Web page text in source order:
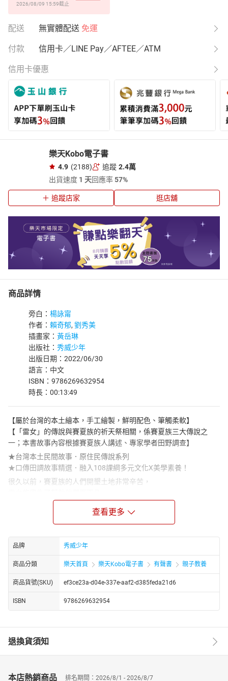
2026/08/09 15:59截止
配送 無實體配送 免運
付款 信用卡／LINE Pay／AFTEE／ATM
信用卡優惠
樂天Kobo電子書
4.9 (2188) 追蹤 2.4萬
出貨速度 1 天回應率57%
追蹤店家 逛店舖
商品詳情
旁白： 楊詠甯
作者： 賴奇郁, 劉秀美
插畫家： 黃岳琳
出版社： 秀威少年
出版日期：2022/06/30
語言：中文
ISBN：9786269632954
時長：00:13:49
【屬於台灣的本土繪本，手工繪製，鮮明配色、筆觸柔軟】
【「雷女」的傳說與賽夏族的祈天祭相關，係賽夏族三大傳說之
一；本書故事內容根據賽夏族人講述、專家學者田野調查】
★台灣本土民間故事．原住民傳說系列
★口傳田調故事精選．融入108課綱多元文化X美學素養！
很久以前，賽夏族的人們開墾土地非常辛苦，
打雷整地，贈送會生米的神奇種子，族人生活得以改善。
族人歡天喜地，將悠奧留在部落裡，
之後究竟發生了什麼事，讓悠奧就此消失呢？
【作者簡介】
劉秀美／主編
國立東華大學華文系副教授。研究專長海外華文文學、臺灣原住民
文學、民間文學、通俗文學。著有《五十年來的臺灣通俗小說》、
《臺灣宜蘭大同鄉口傳故事》、《從口頭傳統到文字書寫──臺灣原
國立東華大學中國語文學系博士。現任國立中山大學西灣學院博士
後研究員、《中國現代文學》期刊執行編輯。著有《故事薪傳：賴
查看更多
品牌 秀威少年
商品分類 樂天首頁 樂天Kobo電子書 有聲書 親子教養
商品貨號(SKU) ef3ce23a-d04e-337e-aaf2-d385feda21d6
ISBN 9786269632954
退換貨須知
本店熱銷商品 排名期間：2026/8/1 - 2026/8/7